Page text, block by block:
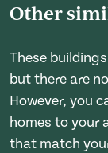
Other
These
but there are
However, you
homes to your
that match